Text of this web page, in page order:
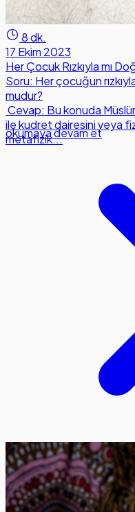
8 dk.
17 Ekim 2023
Her Çocuk Rızkıyla mı
Soru: Her çocuğun
mudur?
Cevap: Bu konuda
ile kudret dairesini veya
metafizik...
okumaya devam et